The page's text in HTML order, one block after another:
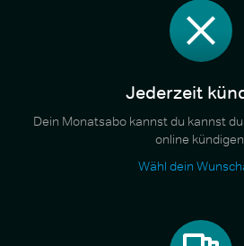
Jederzeit
Dein Monatsabo kannst du kannst
online
Wähl dein